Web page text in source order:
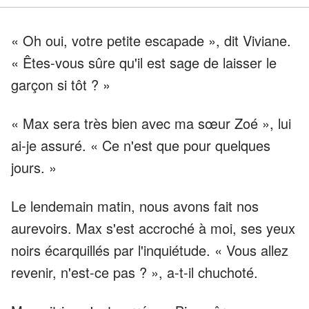
« Oh oui, votre petite escapade », dit Viviane.
« Êtes-vous sûre qu'il est sage de laisser le
garçon si tôt ? »
« Max sera très bien avec ma sœur Zoé », lui
ai-je assuré. « Ce n'est que pour quelques
jours. »
Le lendemain matin, nous avons fait nos
aurevoirs. Max s'est accroché à moi, ses yeux
noirs écarquillés par l'inquiétude. « Vous allez
revenir, n'est-ce pas ? », a-t-il chuchoté.